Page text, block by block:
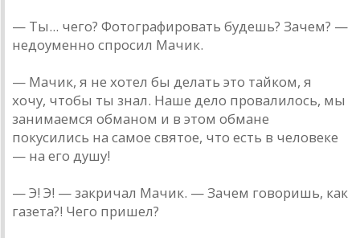
— Ты... чего? Фотографировать будешь? Зачем? —
недоуменно спросил Мачик.
— Мачик, я не хотел бы делать это тайком, я
хочу, чтобы ты знал. Наше дело провалилось, мы
занимаемся обманом и в этом обмане
покусились на самое святое, что есть в человеке
— на его душу!
— Э! Э! — закричал Мачик. — Зачем говоришь, как
газета?! Чего пришел?